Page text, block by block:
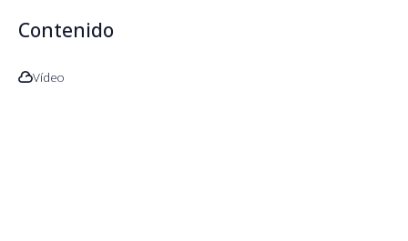
Contenido
Vídeo